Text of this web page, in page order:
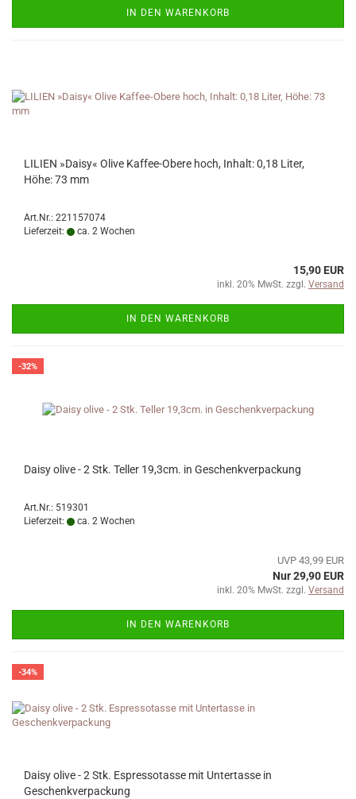
IN DEN WARENKORB
LILIEN »Daisy« Olive Kaffee-Obere hoch, Inhalt: 0,18 Liter,
Höhe: 73 mm
Art.Nr.: 221157074
Lieferzeit:
ca. 2 Wochen
15,90 EUR
inkl. 20% MwSt. zzgl. Versand
IN DEN WARENKORB
-32%
Daisy olive - 2 Stk. Teller 19,3cm. in Geschenkverpackung
Art.Nr.: 519301
Lieferzeit:
ca. 2 Wochen
UVP 43,99 EUR
Nur 29,90 EUR
inkl. 20% MwSt. zzgl. Versand
IN DEN WARENKORB
-34%
Daisy olive - 2 Stk. Espressotasse mit Untertasse in
Geschenkverpackung